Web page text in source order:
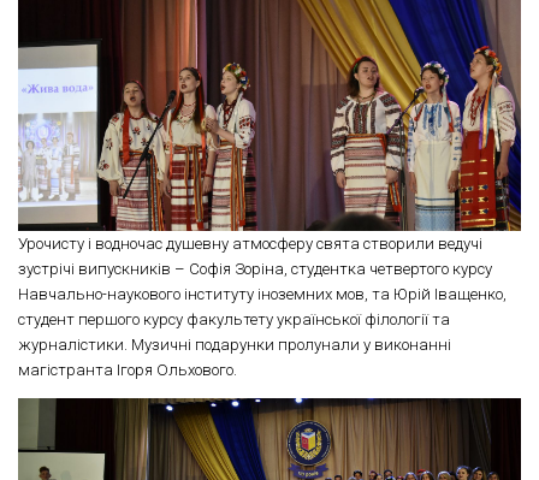
Урочисту і водночас душевну атмосферу свята створили ведучі
зустрічі випускників – Софія Зоріна, студентка четвертого курсу
Навчально-наукового інституту іноземних мов, та Юрій Іващенко,
студент першого курсу факультету української філології та
журналістики. Музичні подарунки пролунали у виконанні
магістранта Ігоря Ольхового.